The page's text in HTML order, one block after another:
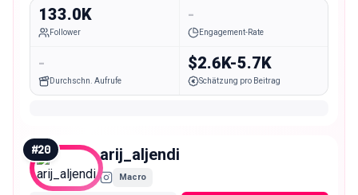
133.0K
Follower
-
Engagement-Rate
-
Durchschn. Aufrufe
$2.6K-5.7K
Schätzung pro Beitrag
#20 arij_aljendi
Macro